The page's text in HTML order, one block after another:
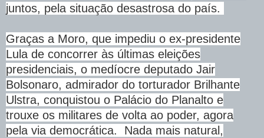
juntos, pela situação desastrosa do país.
Graças a Moro, que impediu o ex-presidente
Lula de concorrer às últimas eleições
presidenciais, o medíocre deputado Jair
Bolsonaro, admirador do torturador Brilhante
Ulstra, conquistou o Palácio do Planalto e
trouxe os militares de volta ao poder, agora
pela via democrática. Nada mais natural,